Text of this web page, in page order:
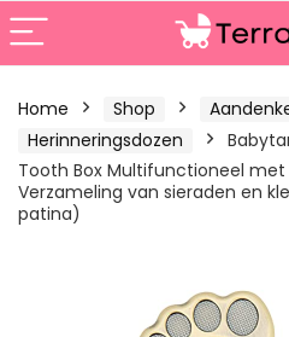
Home Shop
Herinneringsdozen
Tooth Box Multifunctioneel
Verzameling van sieraden en
patina)